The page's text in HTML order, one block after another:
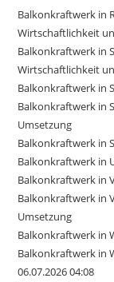
Balkonkraftwerk in
Wirtschaftlichkeit
Balkonkraftwerk in
Wirtschaftlichkeit
Balkonkraftwerk in
Balkonkraftwerk in
Umsetzung
Balkonkraftwerk in
Balkonkraftwerk in
Balkonkraftwerk in
Balkonkraftwerk in
Umsetzung
Balkonkraftwerk in
Balkonkraftwerk in
06.07.2026 04:08